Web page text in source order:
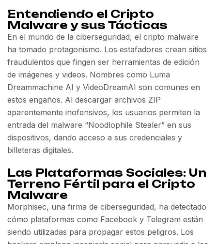
Entendiendo el Cripto
Malware y sus Tácticas
En el mundo de la ciberseguridad, el cripto malware
ha tomado protagonismo. Los estafadores crean sitios
fraudulentos que fingen ser herramientas de edición
de imágenes y videos. Nombres como Luma
Dreammachine AI y VideoDreamAI son comunes en
estos engaños. Al descargar archivos ZIP
aparentemente inofensivos, los usuarios permiten la
entrada del malware “Noodlophile Stealer” en sus
dispositivos, dando acceso a sus credenciales y
billeteras digitales.
Las Plataformas Sociales: Un
Terreno Fértil para el Cripto
Malware
Morphisec, una firma de ciberseguridad, ha detectado
cómo plataformas como Facebook y Telegram están
siendo utilizadas para propagar estos peligros. Los